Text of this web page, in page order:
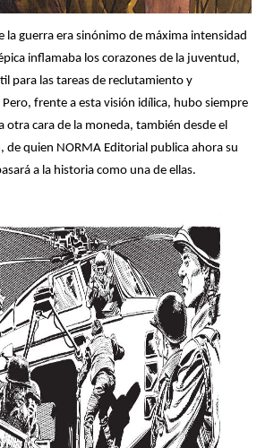
la guerra era sinónimo de máxima intensidad
inflamaba los corazones de la juventud,
para las tareas de reclutamiento y
frente a esta visión idílica, hubo siempre
otra cara de la moneda, también desde el
de quien NORMA Editorial publica ahora su
a la historia como una de ellas.